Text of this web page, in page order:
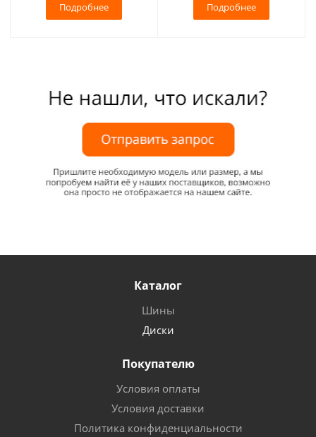
Подробнее Подробнее
Каталог
Шины
Диски
Покупателю
Условия оплаты
Условия доставки
Политика конфиденциальности